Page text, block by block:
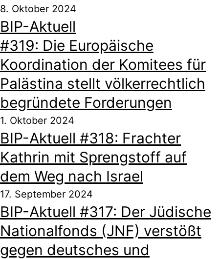
8. Oktober 2024
BIP-Aktuell
#319: Die Europäische
Koordination der Komitees für
Palästina stellt völkerrechtlich
begründete Forderungen
1. Oktober 2024
BIP-Aktuell #318: Frachter
Kathrin mit Sprengstoff auf
dem Weg nach Israel
17. September 2024
BIP-Aktuell #317: Der Jüdische
Nationalfonds (JNF) verstößt
gegen deutsches und